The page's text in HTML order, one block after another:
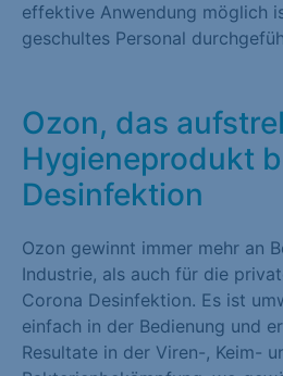
effektive Anwendung möglich
geschultes Personal
Ozon, das
Hygieneprodukt
Desinfektion
Ozon gewinnt immer mehr an
Industrie, als auch für die
Corona Desinfektion. Es ist
einfach in der Bedienung und
Resultate in der Viren-, Keim-
anonym. Diese Informationen helfen
unsere Besucher unsere Website
Marketing (1)
Marketing-Cookies werden von
verwendet, um personalisierte
Cookie-
Externe Medien (1)
Inhalte von Videoplattformen und